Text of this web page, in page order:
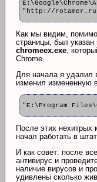
"http://rotamer.ru"
Как мы видим, помимо
страницы, был указан
chromeex.exe ,
Chrome.
Для начала я удалил
изменил измененную
"E:\Program
После этих нехитрых
начал работать в
И как совет: после
антивирус и
наличие вирусов и
удивлены сколько